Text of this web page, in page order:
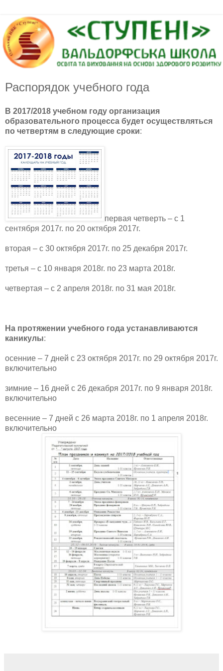
Распорядок учебного года
В 2017/2018 учебном году организация
образовательного процесса будет осуществляться
по четвертям в следующие сроки:
первая четверть – с 1
сентября 2017г. по 20 октября 2017г.
вторая – с 30 октября 2017г. по 25 декабря 2017г.
третья – с 10 января 2018г. по 23 марта 2018г.
четвертая – с 2 апреля 2018г. по 31 мая 2018г.
На протяжении учебного года устанавливаются
каникулы:
осенние – 7 дней с 23 октября 2017г. по 29 октября 2017г.
включительно
зимние – 16 дней с 26 декабря 2017г. по 9 января 2018г.
включительно
весенние – 7 дней с 26 марта 2018г. по 1 апреля 2018г.
включительно